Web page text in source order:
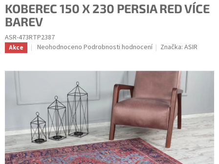
KOBEREC 150 X 230 PERSIA RED VÍCE
BAREV
ASR-473RTP2387
Akce
Průměrné
5
hvězdiček.
Neohodnoceno Podrobnosti hodnocení Značka:ASIR